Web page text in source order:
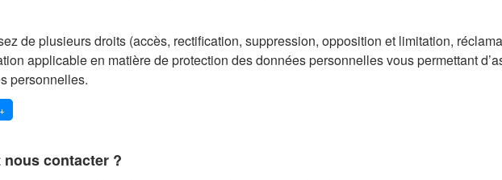
de plusieurs droits (accès, rectification, suppression, opposition et limitation,
applicable en matière de protection des données personnelles vous permettant
personnelles.
+
droit d’accès et de communication à vos données personnelles. Avant de répondre à
nous contacter ?